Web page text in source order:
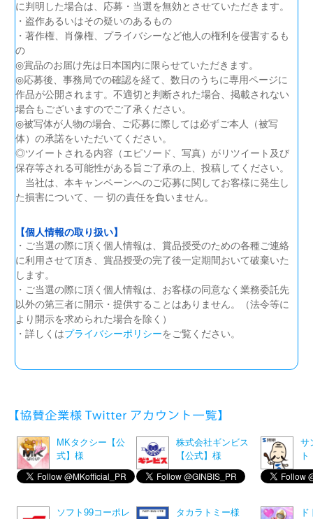
に判明した場合は、応募・当選を無効とさせていただきます。
・盗作あるいはその疑いのあるもの
・著作権、肖像権、プライバシーなど他人の権利を侵害するも
の
◎賞品のお届け先は日本国内に限らせていただきます。
◎応募後、事務局での確認を経て、数日のうちに専用ページに
作品が公開されます。不適切と判断された場合、掲載されない
場合もございますのでご了承ください。
◎被写体が人物の場合、ご応募に際しては必ずご本人（被写
体）の承諾をいただいてください。
◎ツイートされる内容（エピソード、写真）がリツイート及び
保存等される可能性がある旨ご了承の上、投稿してください。
当社は、本キャンペーンへのご応募に関してお客様に発生し
た損害について、一 切の責任を負いません。
【個人情報の取り扱い】
・ご当選の際に頂く個人情報は、賞品授受のための各種ご連絡
に利用させて頂き、賞品授受の完了後一定期間おいて破棄いた
します。
・ご当選の際に頂く個人情報は、お客様の同意なく業務委託先
以外の第三者に開示・提供することはありません。（法令等に
より開示を求められた場合を除く）
・詳しくはプライバシーポリシーをご覧ください。
MKタクシー【公
式】様
株式会社ギンビス
【公式】様
サ
ソフト99コーポレ
タカラトミー様